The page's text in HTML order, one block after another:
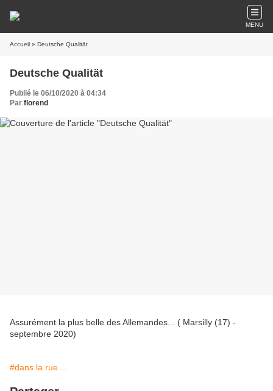
MENU
Accueil » Deutsche Qualität
Deutsche Qualität
Publié le 06/10/2020 à 04:34
Par florend
Assurément la plus belle des Allemandes... ( Marsilly (17) -
septembre 2020)
#dans la rue ...